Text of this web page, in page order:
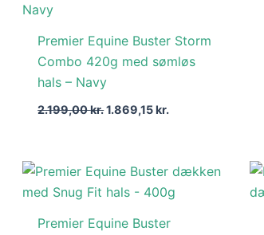
Premier Equine Buster Storm
Combo 420g med sømløs
hals – Navy
2.199,00kr.1.869,15kr.
Premier Equine Buster
Den
oprindelige
pris
1.999,00 kr..
Den
aktuelle
pris
1.699,15 kr..